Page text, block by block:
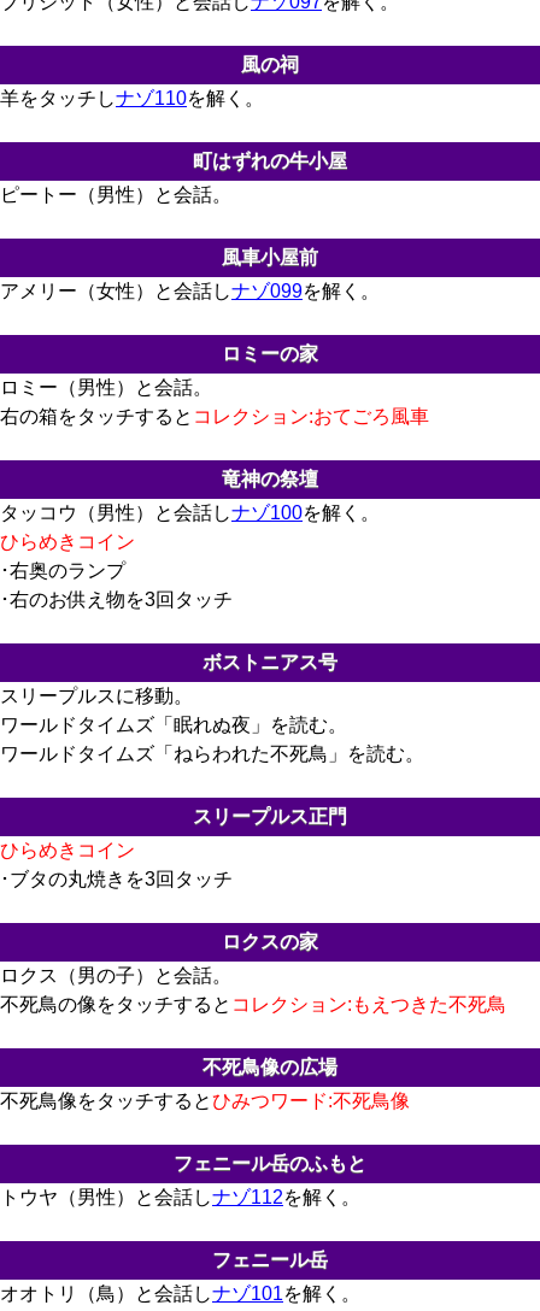
風の祠
羊をタッチしナゾ110を解く。
町はずれの牛小屋
ピートー（男性）と会話。
風車小屋前
アメリー（女性）と会話しナゾ099を解く。
ロミーの家
ロミー（男性）と会話。
右の箱をタッチすると コレクション:おてごろ風車
竜神の祭壇
タッコウ（男性）と会話しナゾ100を解く。
ひらめきコイン
･右奥のランプ
･右のお供え物を3回タッチ
ボストニアス号
スリープルスに移動。
ワールドタイムズ「眠れぬ夜」を読む。
ワールドタイムズ「ねらわれた不死鳥」を読む。
スリープルス正門
ひらめきコイン
･ブタの丸焼きを3回タッチ
ロクスの家
ロクス（男の子）と会話。
不死鳥の像をタッチすると コレクション:もえつきた不死鳥
不死鳥像の広場
不死鳥像をタッチするとひみつワード:不死鳥像
フェニール岳のふもと
トウヤ（男性）と会話しナゾ112を解く。
フェニール岳
オオトリ（鳥）と会話しナゾ101を解く。